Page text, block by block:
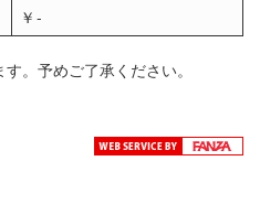
￥-
。予めご了承ください。